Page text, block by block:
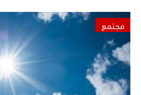
مجتمع